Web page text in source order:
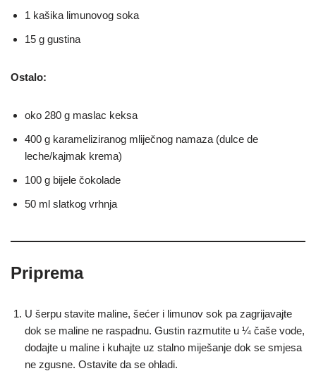
1 kašika limunovog soka
15 g gustina
Ostalo:
oko 280 g maslac keksa
400 g karameliziranog mliječnog namaza (dulce de
leche/kajmak krema)
100 g bijele čokolade
50 ml slatkog vrhnja
Priprema
U šerpu stavite maline, šećer i limunov sok pa zagrijavajte
dok se maline ne raspadnu. Gustin razmutite u ¼ čaše vode,
dodajte u maline i kuhajte uz stalno miješanje dok se smjesa
ne zgusne. Ostavite da se ohladi.